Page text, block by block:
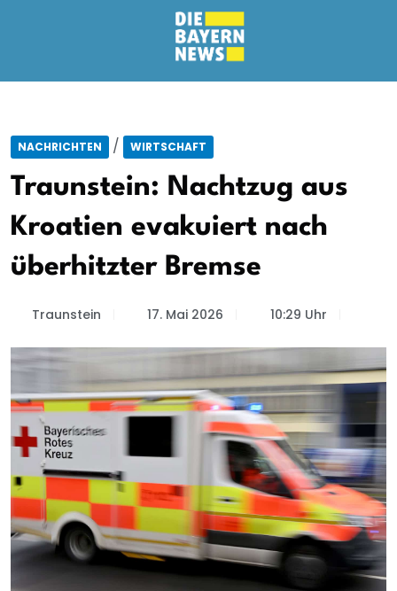
NACHRICHTEN / WIRTSCHAFT
Traunstein: Nachtzug aus
Kroatien evakuiert nach
überhitzter Bremse
Traunstein 17. Mai 2026 10:29 Uhr